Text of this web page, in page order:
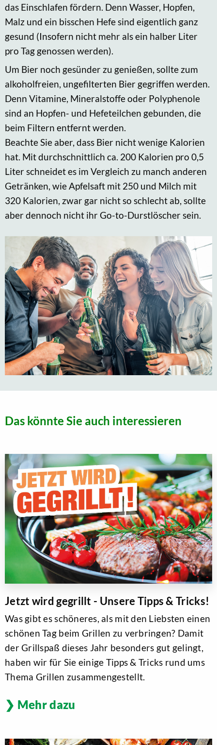
das Einschlafen fördern. Denn Wasser, Hopfen,
Malz und ein bisschen Hefe sind eigentlich ganz
gesund (Insofern nicht mehr als ein halber Liter
pro Tag genossen werden).
Um Bier noch gesünder zu genießen, sollte zum
alkoholfreien, ungefilterten Bier gegriffen werden.
Denn Vitamine, Mineralstoffe oder Polyphenole
sind an Hopfen- und Hefeteilchen gebunden, die
beim Filtern entfernt werden.
Beachte Sie aber, dass Bier nicht wenige Kalorien
hat. Mit durchschnittlich ca. 200 Kalorien pro 0,5
Liter schneidet es im Vergleich zu manch anderen
Getränken, wie Apfelsaft mit 250 und Milch mit
320 Kalorien, zwar gar nicht so schlecht ab, sollte
aber dennoch nicht ihr Go-to-Durstlöscher sein.
Das könnte Sie auch interessieren
Jetzt wird gegrillt - Unsere Tipps & Tricks!
Was gibt es schöneres, als mit den Liebsten einen
schönen Tag beim Grillen zu verbringen? Damit
der Grillspaß dieses Jahr besonders gut gelingt,
haben wir für Sie einige Tipps & Tricks rund ums
Thema Grillen zusammengestellt.
Mehr dazu